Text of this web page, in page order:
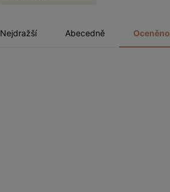
Nejdražší Abecedně Oceněno